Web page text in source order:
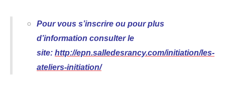
Pour vous s’inscrire ou pour plus
d’information consulter le
site: http://epn.salledesrancy.com/initiation/les-
ateliers-initiation/